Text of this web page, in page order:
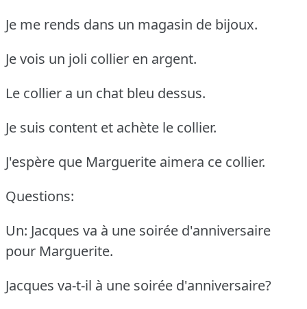
Je me rends dans un magasin de bijoux.
Je vois un joli collier en argent.
Le collier a un chat bleu dessus.
Je suis content et achète le collier.
J'espère que Marguerite aimera ce collier.
Questions:
Un: Jacques va à une soirée d'anniversaire
pour Marguerite.
Jacques va-t-il à une soirée d'anniversaire?